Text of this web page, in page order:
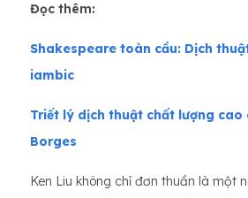
Đọc thêm:
Shakespeare toàn cầu: Dịch
iambic
Triết lý dịch thuật chất lượng cao
Borges
Ken Liu không chỉ đơn thuần là một